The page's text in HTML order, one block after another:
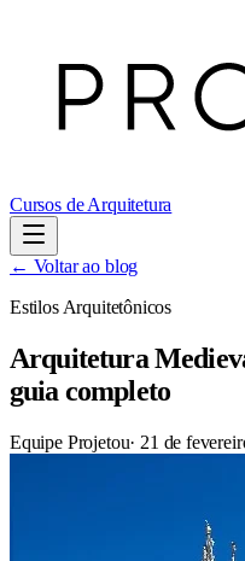
Cursos de Arquitetura
← Voltar ao blog
Estilos Arquitetônicos
Arquitetura
guia completo
Equipe Projetou· 21 de